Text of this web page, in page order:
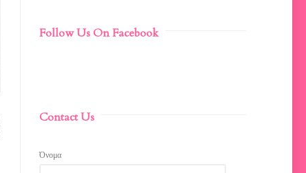
Follow Us On Facebook
Contact Us
Όνομα